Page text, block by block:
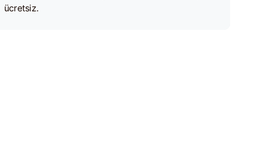
ücretsiz.